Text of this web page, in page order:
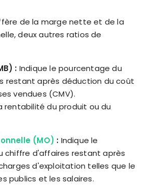
de la marge nette et de la
deux autres ratios de
: Indique le pourcentage du
restant après déduction du coût
vendues (CMV).
rentabilité du produit ou du
(MO) : Indique le
chiffre d'affaires restant après
d'exploitation telles que le
publics et les salaires.